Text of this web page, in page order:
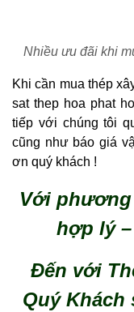
Nhiều ưu đãi khi
Khi cần mua thép
sat thep hoa phat
tiếp với chúng tôi
cũng như báo giá
ơn quý khách !
Với phương
hợp lý
Đến với
Quý Khách